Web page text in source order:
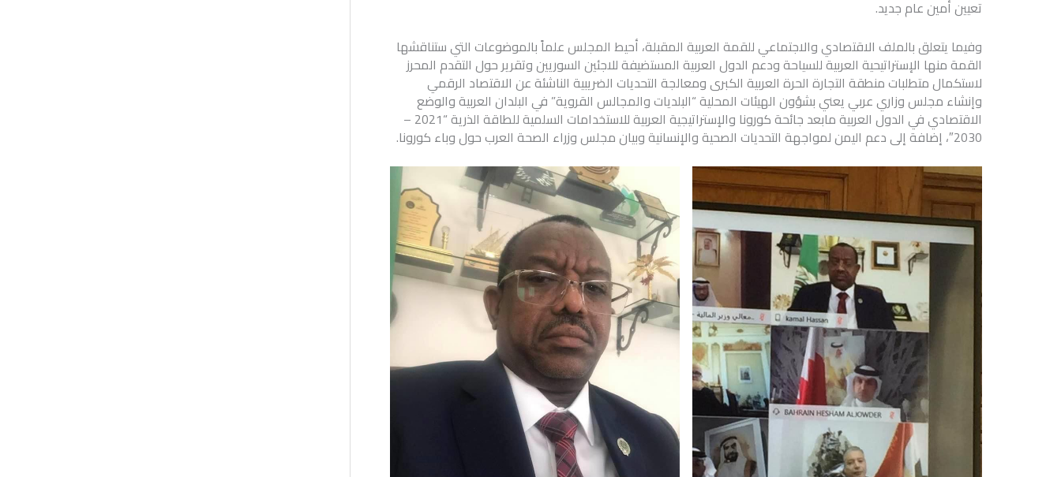
تعيين أمين عام جديد.
وفيما يتعلق بالملف الاقتصادي والاجتماعي للقمة العربية المقبلة، أحيط المجلس علماً بالموضوعات التي ستناقشها
القمة منها الإستراتيحية العربية للسياحة ودعم الدول العربية المستضيفة للاجئين السوريين وتقرير حول التقدم المحرز
لاستكمال متطلبات منطقة التجارة الحرة العربية الكبرى ومعالجة التحديات الضريبية الناشئة عن الاقتصاد الرقمي
وإنشاء مجلس وزاري عربي يعني بشؤون الهيئات المحلية “البلديات والمجالس القروية” في البلدان العربية والوضع
الاقتصادي في الدول العربية مابعد جائحة كورونا والإستراتيجية العربية للاستخدامات السلمية للطاقة الذرية “2021 –
2030″، إضافة إلى دعم اليمن لمواجهة التحديات الصحية والإنسانية وبيان مجلس وزراء الصحة العرب حول وباء كورونا.